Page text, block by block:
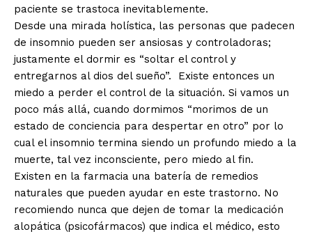
paciente se trastoca inevitablemente.
Desde una mirada holística, las personas que padecen
de insomnio pueden ser ansiosas y controladoras;
justamente el dormir es “soltar el control y
entregarnos al dios del sueño”. Existe entonces un
miedo a perder el control de la situación. Si vamos un
poco más allá, cuando dormimos “morimos de un
estado de conciencia para despertar en otro” por lo
cual el insomnio termina siendo un profundo miedo a la
muerte, tal vez inconsciente, pero miedo al fin.
Existen en la farmacia una batería de remedios
naturales que pueden ayudar en este trastorno. No
recomiendo nunca que dejen de tomar la medicación
alopática (psicofármacos) que indica el médico, esto